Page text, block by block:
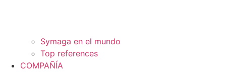
Symaga en el mundo
Top references
COMPAÑÍA